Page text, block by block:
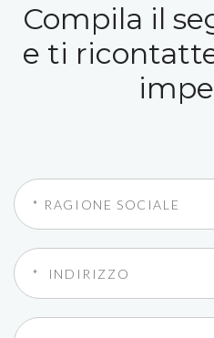
Compila il
e ti